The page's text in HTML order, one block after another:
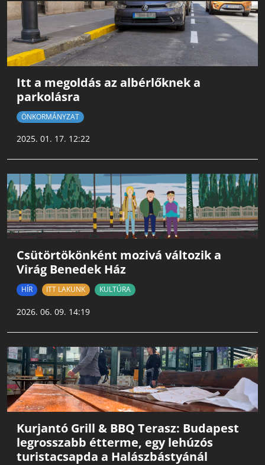
Itt a megoldás az albérlőknek a
parkolásra
ÖNKORMÁNYZAT
2025. 01. 17. 12:22
Csütörtökönként mozivá változik a
Virág Benedek Ház
HÍR ITT LAKUNK KULTÚRA
2026. 06. 09. 14:19
Kurjantó Grill & BBQ Terasz: Budapest
legrosszabb étterme, egy lehúzós
turistacsapda a Halászbástyánál